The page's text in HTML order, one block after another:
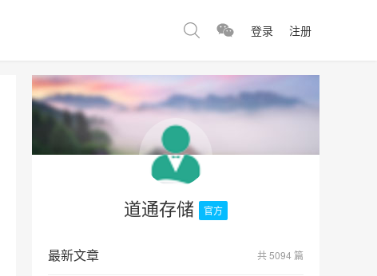
登录 注册
道通存储 官方
最新文章 共 5094 篇